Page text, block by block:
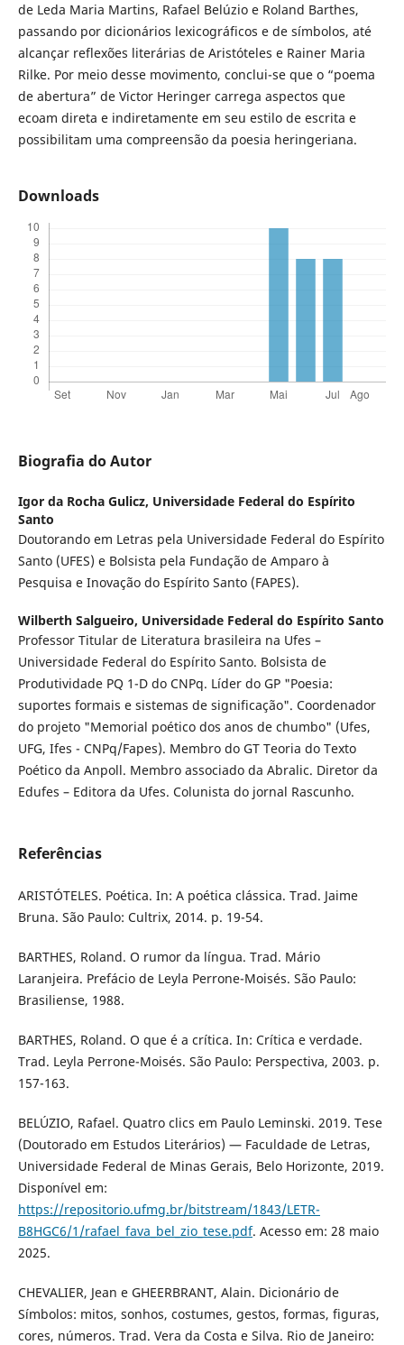
de Leda Maria Martins, Rafael Belúzio e Roland Barthes,
passando por dicionários lexicográficos e de símbolos, até
alcançar reflexões literárias de Aristóteles e Rainer Maria
Rilke. Por meio desse movimento, conclui-se que o “poema
de abertura” de Victor Heringer carrega aspectos que
ecoam direta e indiretamente em seu estilo de escrita e
possibilitam uma compreensão da poesia heringeriana.
Downloads
Biografia do Autor
Igor da Rocha Gulicz, Universidade Federal do Espírito
Santo
Doutorando em Letras pela Universidade Federal do Espírito
Santo (UFES) e Bolsista pela Fundação de Amparo à
Pesquisa e Inovação do Espírito Santo (FAPES).
Wilberth Salgueiro, Universidade Federal do Espírito Santo
Professor Titular de Literatura brasileira na Ufes –
Universidade Federal do Espírito Santo. Bolsista de
Produtividade PQ 1-D do CNPq. Líder do GP "Poesia:
suportes formais e sistemas de significação". Coordenador
do projeto "Memorial poético dos anos de chumbo" (Ufes,
UFG, Ifes - CNPq/Fapes). Membro do GT Teoria do Texto
Poético da Anpoll. Membro associado da Abralic. Diretor da
Edufes – Editora da Ufes. Colunista do jornal Rascunho.
Referências
ARISTÓTELES. Poética. In: A poética clássica. Trad. Jaime
Bruna. São Paulo: Cultrix, 2014. p. 19-54.
BARTHES, Roland. O rumor da língua. Trad. Mário
Laranjeira. Prefácio de Leyla Perrone-Moisés. São Paulo:
Brasiliense, 1988.
BARTHES, Roland. O que é a crítica. In: Crítica e verdade.
Trad. Leyla Perrone-Moisés. São Paulo: Perspectiva, 2003. p.
157-163.
BELÚZIO, Rafael. Quatro clics em Paulo Leminski. 2019. Tese
(Doutorado em Estudos Literários) — Faculdade de Letras,
Universidade Federal de Minas Gerais, Belo Horizonte, 2019.
Disponível em:
https://repositorio.ufmg.br/bitstream/1843/LETR-
B8HGC6/1/rafael_fava_bel_zio_tese.pdf. Acesso em: 28 maio
2025.
CHEVALIER, Jean e GHEERBRANT, Alain. Dicionário de
Símbolos: mitos, sonhos, costumes, gestos, formas, figuras,
cores, números. Trad. Vera da Costa e Silva. Rio de Janeiro: